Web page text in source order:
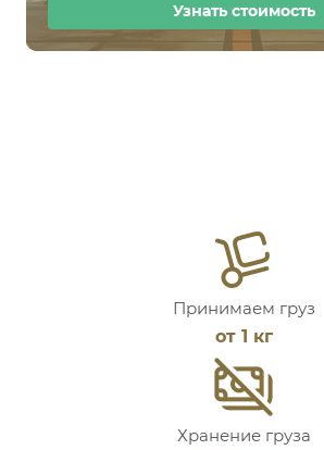
Узнать стоимость
Принимаем груз
от 1 кг
Хранение груза